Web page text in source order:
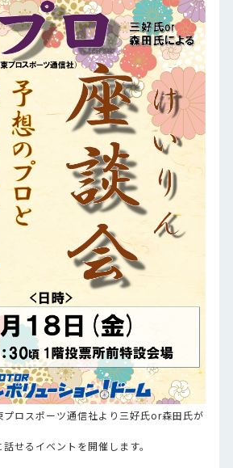
ロスポーツ通信社より三好氏or森田氏が
せるイベントを開催します。